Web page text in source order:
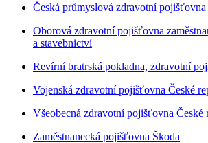
Česká průmyslová zdravotní pojišťovna
Oborová zdravotní pojišťovna
a stavebnictví
Revírní bratrská pokladna, zdravotní
Vojenská zdravotní pojišťovna České
Všeobecná zdravotní pojišťovna České
Zaměstnanecká pojišťovna Škoda